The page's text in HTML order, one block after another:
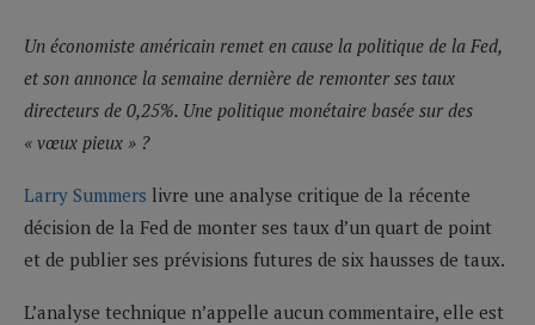
Un économiste américain remet en cause la politique de la Fed,
et son annonce la semaine dernière de remonter ses taux
directeurs de 0,25%. Une politique monétaire basée sur des
« vœux pieux » ?
Larry Summers livre une analyse critique de la récente
décision de la Fed de monter ses taux d’un quart de point
et de publier ses prévisions futures de six hausses de taux.
L’analyse technique n’appelle aucun commentaire, elle est